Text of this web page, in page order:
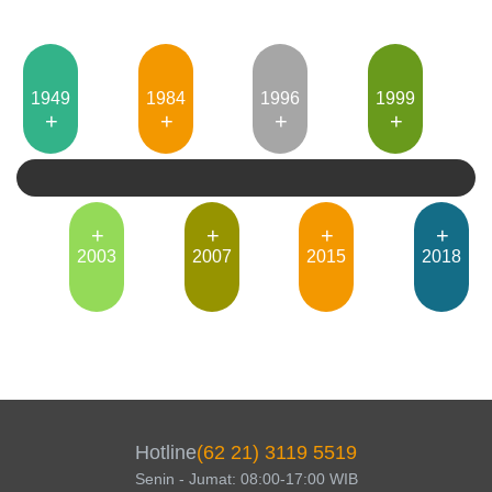
1949 1984 1996 1999
2003 2007 2015 2018
Hotline(62 21) 3119 5519
Senin - Jumat: 08:00-17:00 WIB